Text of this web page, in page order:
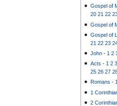
Gospel of
20 21 22
Gospel of
Gospel of
21 22 23
John - 1 2
Acts - 1 2
25 26 27
Romans -
1
2